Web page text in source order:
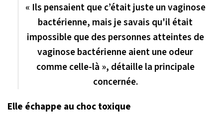
« Ils pensaient que c’était juste un vaginose
bactérienne, mais je savais qu'il était
impossible que des personnes atteintes de
vaginose bactérienne aient une odeur
comme celle-là », détaille la principale
concernée.
Elle échappe au choc toxique